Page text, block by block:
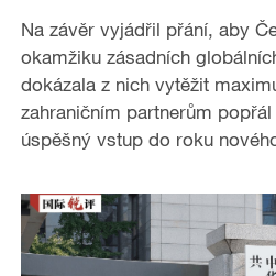
Na závěr vyjádřil přání, aby
okamžiku zásadních
dokázala z nich vytěžit
zahraničním partnerům
úspěšný vstup do roku